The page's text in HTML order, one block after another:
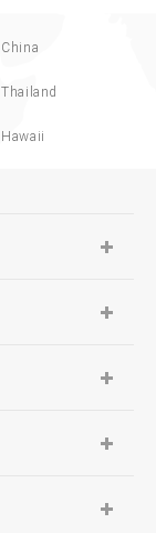
China
Thailand
Hawaii